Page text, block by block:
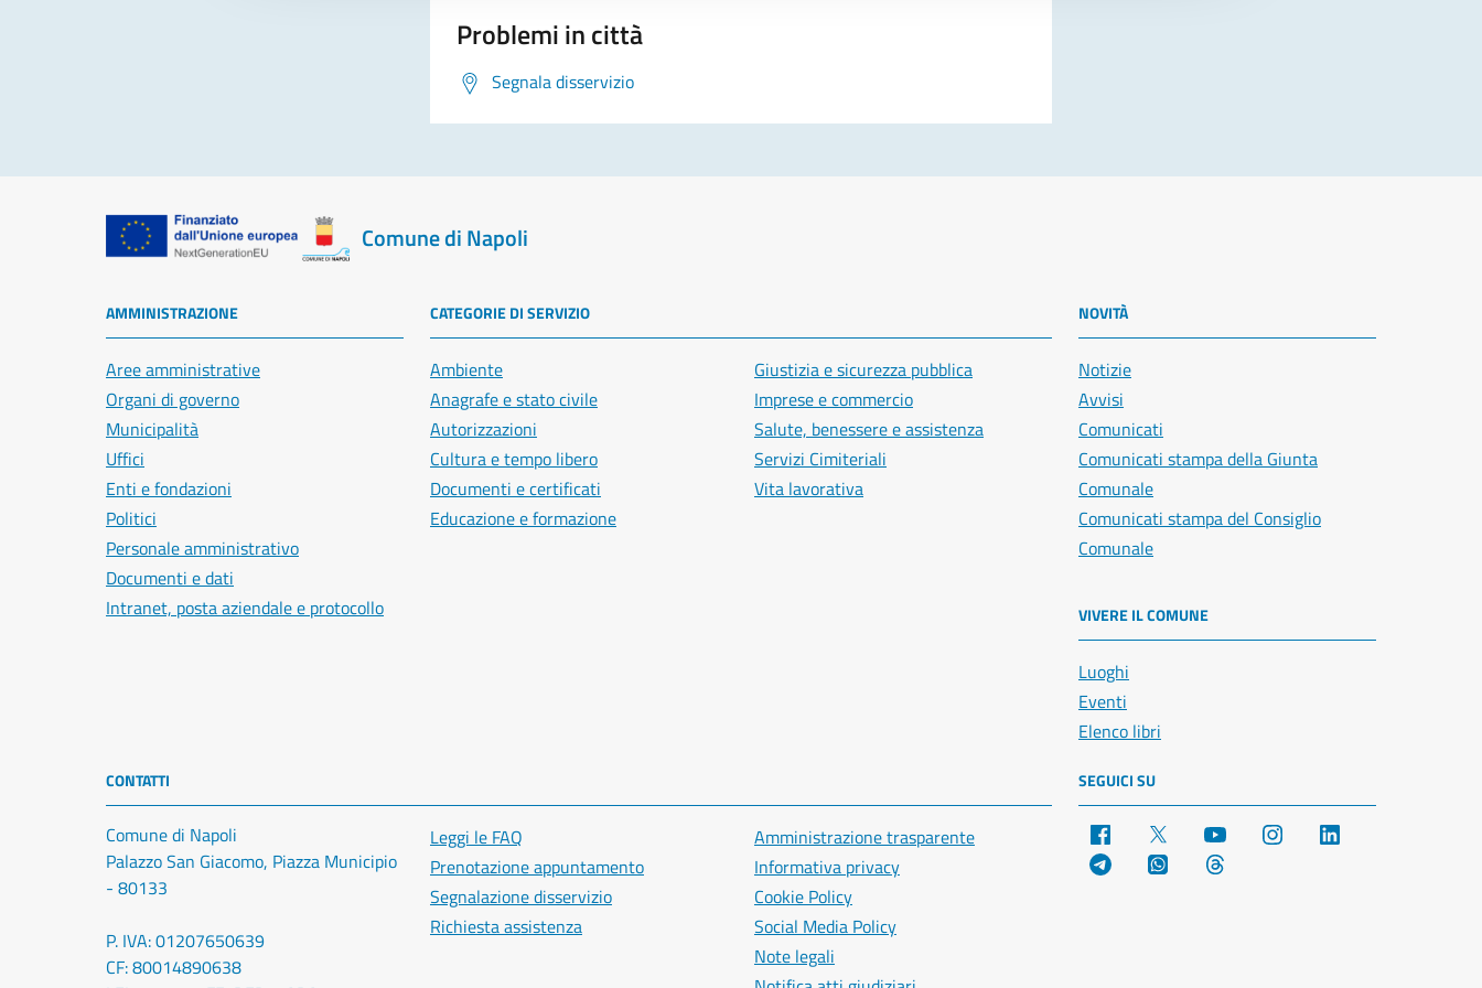
Problemi in città
Segnala disservizio
Comune di Napoli
AMMINISTRAZIONE
Aree amministrative
Organi di governo
Municipalità
Uffici
Enti e fondazioni
Politici
Personale amministrativo
Documenti e dati
Intranet, posta aziendale e protocollo
CATEGORIE DI SERVIZIO
Ambiente
Anagrafe e stato civile
Autorizzazioni
Cultura e tempo libero
Documenti e certificati
Educazione e formazione
Giustizia e sicurezza pubblica
Imprese e commercio
Salute, benessere e assistenza
Servizi Cimiteriali
Vita lavorativa
NOVITÀ
Notizie
Avvisi
Comunicati
Comunicati stampa della Giunta
Comunale
Comunicati stampa del Consiglio
Comunale
VIVERE IL COMUNE
Luoghi
Eventi
Elenco libri
CONTATTI
Comune di Napoli
Palazzo San Giacomo, Piazza Municipio
- 80133
P. IVA: 01207650639
CF: 80014890638
Leggi le FAQ
Prenotazione appuntamento
Segnalazione disservizio
Richiesta assistenza
Amministrazione trasparente
Informativa privacy
Cookie Policy
Social Media Policy
Note legali
SEGUICI SU
Facebook YouTube Instagram
Telegram WhatsApp